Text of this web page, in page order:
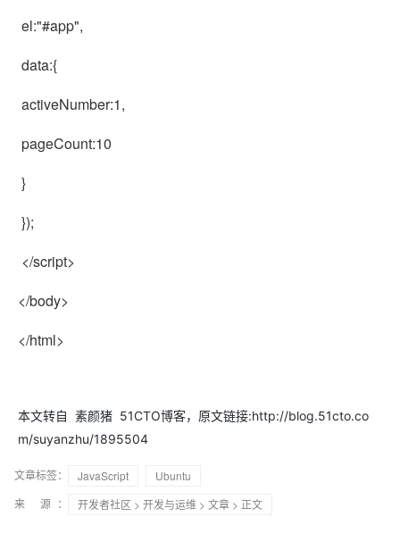
el:"#app",
data:{
activeNumber:1,
pageCount:10
}
});
</script>
</body>
</html>
本文转自 素颜猪 51CTO博客，原文链接:http://blog.51cto.co
m/suyanzhu/1895504
文章标签： JavaScript
Ubuntu
来 源：
开发者社区 > 开发与运维 > 文章 > 正文